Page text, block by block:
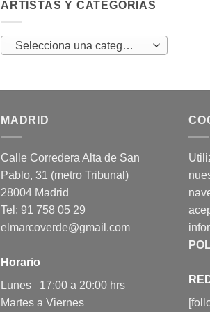
ARTISTAS Y CATEGORÍAS
Selecciona una categoría
MADRID
Calle Corredera Alta de San
Pablo, 31 (metro Tribunal)
28004 Madrid
Tel: 91 758 05 29
elmarcoverde@gmail.com
Horario
Lunes 17:00 a 20:00 hrs
Martes a Viernes